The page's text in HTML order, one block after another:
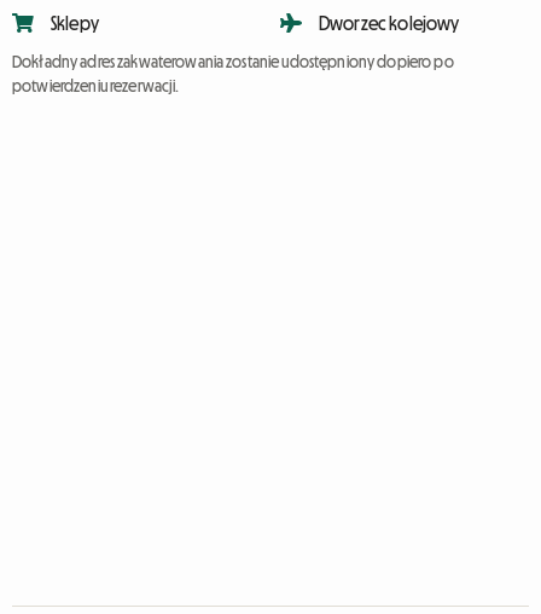
Sklepy Dworzec kolejowy
Dokładny adres zakwaterowania zostanie udostępniony dopiero po
potwierdzeniu rezerwacji.